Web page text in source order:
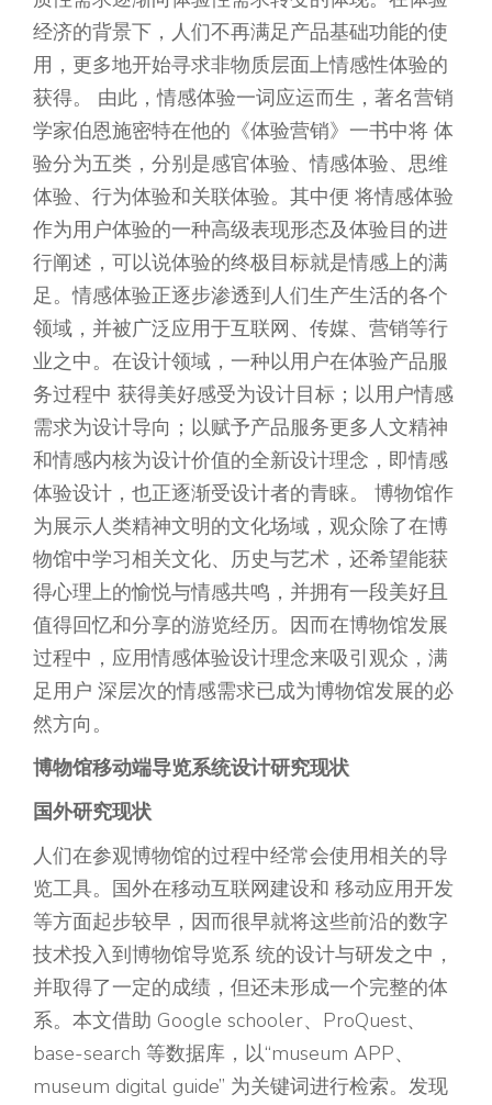
经济的背景下，人们不再满足产品基础功能的使
用，更多地开始寻求非物质层面上情感性体验的
获得。 由此，情感体验一词应运而生，著名营销
学家伯恩施密特在他的《体验营销》一书中将 体
验分为五类，分别是感官体验、情感体验、思维
体验、行为体验和关联体验。其中便 将情感体验
作为用户体验的一种高级表现形态及体验目的进
行阐述，可以说体验的终极目标就是情感上的满
足。情感体验正逐步渗透到人们生产生活的各个
领域，并被广泛应用于互联网、传媒、营销等行
业之中。在设计领域，一种以用户在体验产品服
务过程中 获得美好感受为设计目标；以用户情感
需求为设计导向；以赋予产品服务更多人文精神
和情感内核为设计价值的全新设计理念，即情感
体验设计，也正逐渐受设计者的青睐。 博物馆作
为展示人类精神文明的文化场域，观众除了在博
物馆中学习相关文化、历史与艺术，还希望能获
得心理上的愉悦与情感共鸣，并拥有一段美好且
值得回忆和分享的游览经历。因而在博物馆发展
过程中，应用情感体验设计理念来吸引观众，满
足用户 深层次的情感需求已成为博物馆发展的必
然方向。
博物馆移动端导览系统设计研究现状
国外研究现状
人们在参观博物馆的过程中经常会使用相关的导
览工具。国外在移动互联网建设和 移动应用开发
等方面起步较早，因而很早就将这些前沿的数字
技术投入到博物馆导览系 统的设计与研发之中，
并取得了一定的成绩，但还未形成一个完整的体
系。本文借助 Google schooler、ProQuest、
base-search 等数据库，以“museum APP、
museum digital guide” 为关键词进行检索。发现